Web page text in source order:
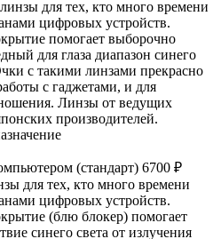
для тех, кто много времени
цифровых устройств.
помогает выборочно
для глаза диапазон синего
с такими линзами прекрасно
с гаджетами, и для
Линзы от ведущих
производителей.
(стандарт) 6700 ₽
для тех, кто много времени
цифровых устройств.
(блю блокер) помогает
синего света от излучения